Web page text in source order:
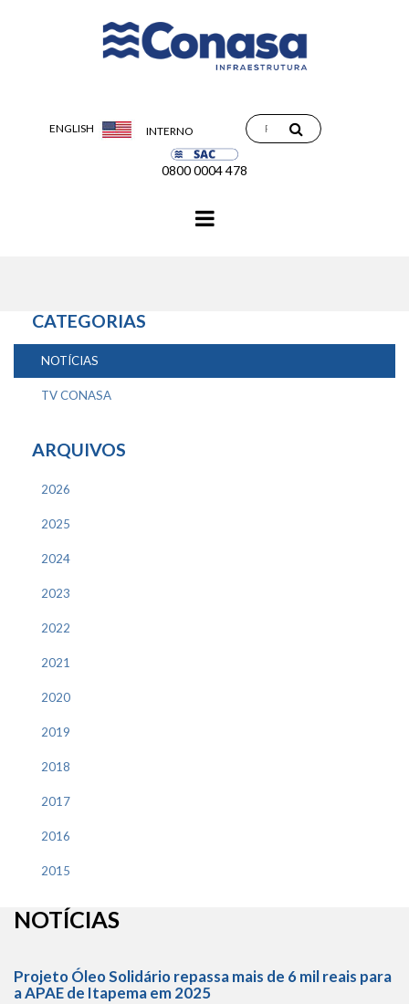
ENGLISH INTERNO
0800 0004 478
CATEGORIAS
NOTÍCIAS
TV CONASA
ARQUIVOS
2026
2025
2024
2023
2022
2021
2020
2019
2018
2017
2016
2015
NOTÍCIAS
Projeto Óleo Solidário repassa mais de 6 mil reais para
a APAE de Itapema em 2025